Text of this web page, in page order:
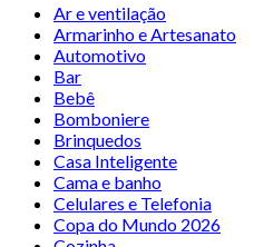
Ar e ventilação
Armarinho e Artesanato
Automotivo
Bar
Bebê
Bomboniere
Brinquedos
Casa Inteligente
Cama e banho
Celulares e Telefonia
Copa do Mundo 2026